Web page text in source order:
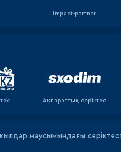
Impact-partner
Ақпараттық серіктес
маусымындағы